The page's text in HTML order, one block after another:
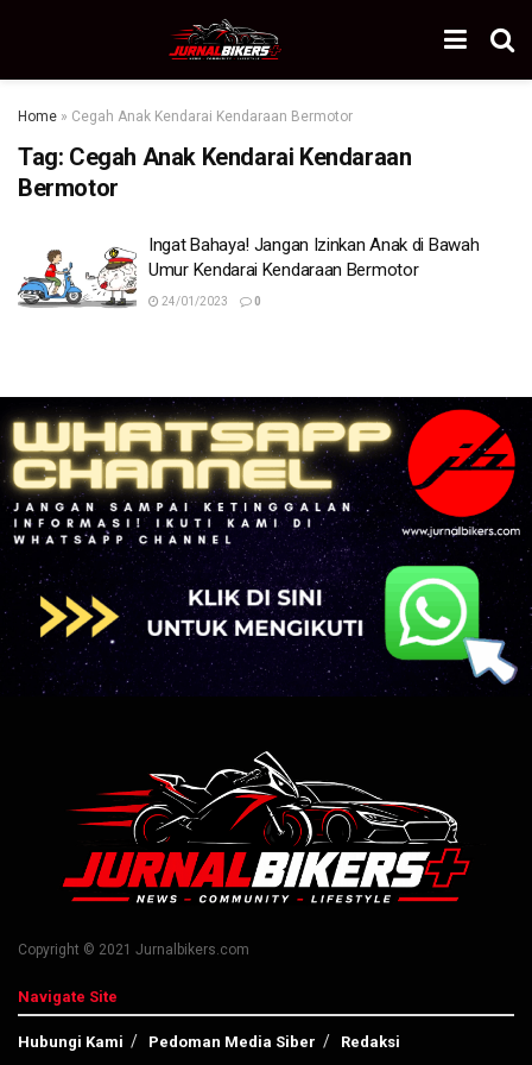
Home » Cegah Anak Kendarai Kendaraan Bermotor
Tag: Cegah Anak Kendarai Kendaraan
Bermotor
Ingat Bahaya! Jangan Izinkan Anak di Bawah
Umur Kendarai Kendaraan Bermotor
24/01/2023 0
Copyright © 2021 Jurnalbikers.com
Navigate Site
Hubungi Kami Pedoman Media Siber Redaksi